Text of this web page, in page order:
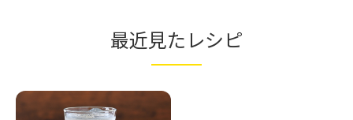
最近見たレシピ